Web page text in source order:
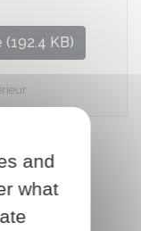
KB)
and
what